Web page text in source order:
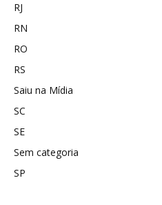
RJ
RN
RO
RS
Saiu na Mídia
SC
SE
Sem categoria
SP